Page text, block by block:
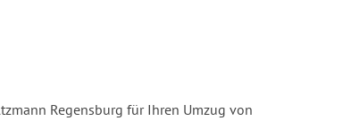
Regensburg für Ihren Umzug von